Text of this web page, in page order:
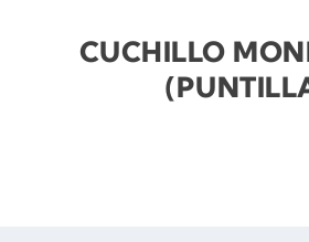
CUCHILLO